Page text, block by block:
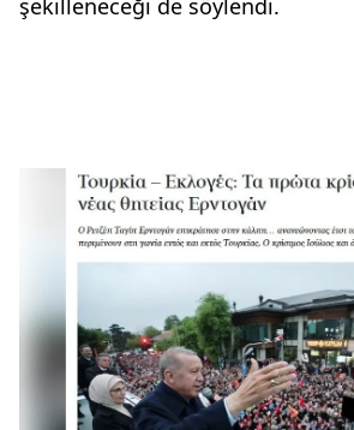
şekilleneceği de söylendi.